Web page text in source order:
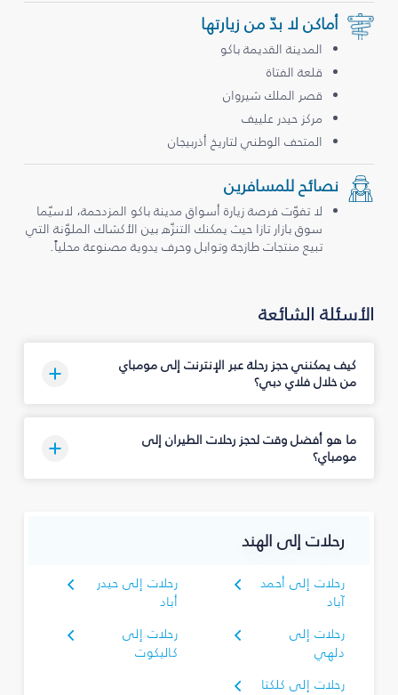
أماكن لا بدّ من زيارتها
المدينة القديمة باكو
قلعة الفتاة
قصر الملك شيروان
مركز حيدر علييف
المتحف الوطني لتاريخ أذربيجان
نصائح للمسافرين
لا تفوّت فرصة زيارة أسواق مدينة باكو المزدحمة، لاسيّما
سوق بازار تازا حيث يمكنك التنزّه بين الأكشاك الملوّنة التي
تبيع منتجات طازجة وتوابل وحرف يدوية مصنوعة محلياً.
الأسئلة الشائعة
كيف يمكنني حجز رحلة عبر الإنترنت إلى مومباي
من خلال فلاي دبي؟
ما هو أفضل وقت لحجز رحلات الطيران إلى
مومباي؟
رحلات إلى الهند
رحلات إلى أحمد
آباد
رحلات إلى حيدر
أباد
رحلات إلى
دلهي
رحلات إلى
كاليكوت
رحلات إلى كلكتا